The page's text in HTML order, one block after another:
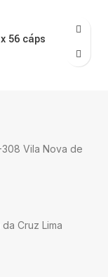
56 cáps
Vila Nova de
Cruz Lima